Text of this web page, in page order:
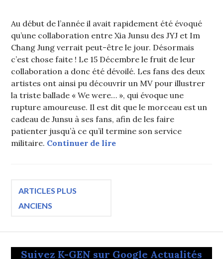
Au début de l’année il avait rapidement été évoqué
qu’une collaboration entre Xia Junsu des JYJ et Im
Chang Jung verrait peut-être le jour. Désormais
c’est chose faite ! Le 15 Décembre le fruit de leur
collaboration a donc été dévoilé. Les fans des deux
artistes ont ainsi pu découvrir un MV pour illustrer
la triste ballade « We were… », qui évoque une
rupture amoureuse. Il est dit que le morceau est un
cadeau de Junsu à ses fans, afin de les faire
patienter jusqu’à ce qu’il termine son service
militaire. Continuer de lireXIA Junsu (JYJ) et Im
Navigation
articles
ARTICLES PLUS
ANCIENS
Suivez K-GEN sur Google Actualités